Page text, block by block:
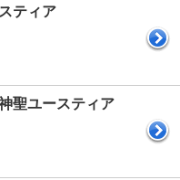
ティア
聖ユースティア